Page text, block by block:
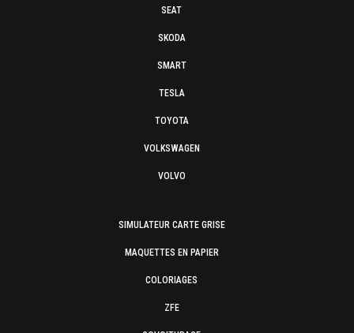
SEAT
SKODA
SMART
TESLA
TOYOTA
VOLKSWAGEN
VOLVO
SIMULATEUR CARTE GRISE
MAQUETTES EN PAPIER
COLORIAGES
ZFE